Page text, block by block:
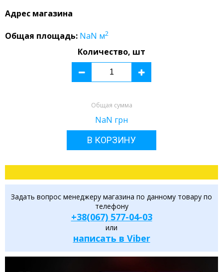
Адрес магазина
Общая площадь: NaN м2
Количество, шт
Общая сумма
NaN грн
В КОРЗИНУ
Задать вопрос менеджеру магазина по данному товару по
телефону
+38(067) 577-04-03
или
написать в Viber